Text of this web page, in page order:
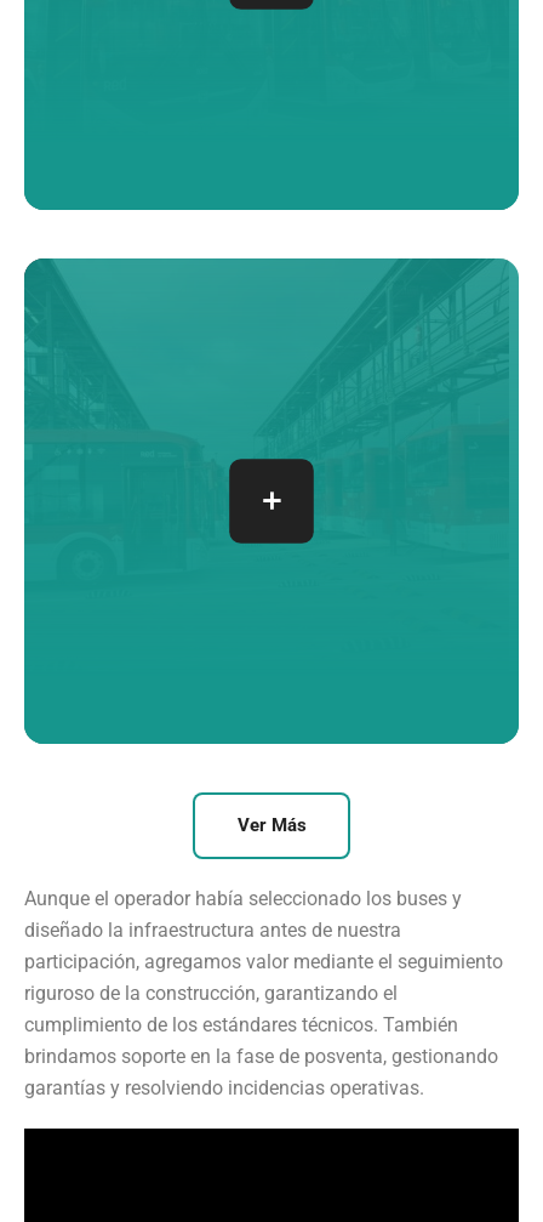
Ver Más
Aunque el operador había seleccionado los buses y
diseñado la infraestructura antes de nuestra
participación, agregamos valor mediante el seguimiento
riguroso de la construcción, garantizando el
cumplimiento de los estándares técnicos. También
brindamos soporte en la fase de posventa, gestionando
garantías y resolviendo incidencias operativas.